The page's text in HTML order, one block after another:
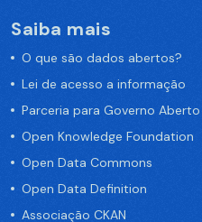
Saiba mais
O que são dados abertos?
Lei de acesso a informação
Parceria para Governo Aberto
Open Knowledge Foundation
Open Data Commons
Open Data Definition
Associação CKAN